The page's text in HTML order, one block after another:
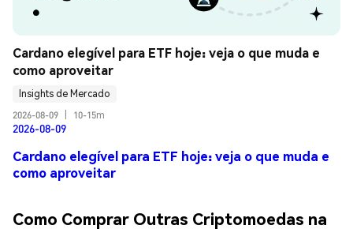
Cardano elegível para ETF hoje: veja o que muda e
como aproveitar
Insights de Mercado
2026-08-09
10-15m
2026-08-09
Cardano elegível para ETF hoje: veja o que muda e
como aproveitar
Como Comprar Outras Criptomoedas na